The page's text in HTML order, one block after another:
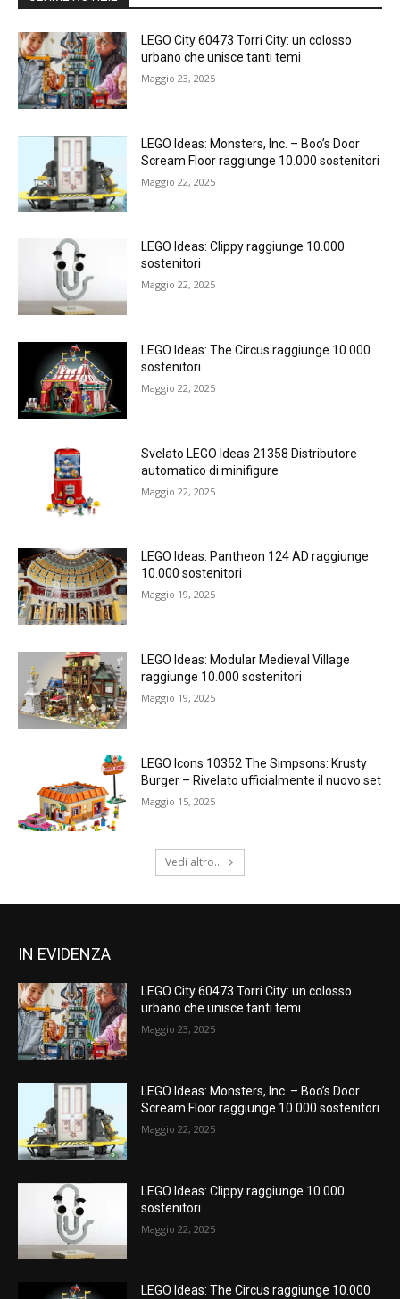
LEGO City 60473 Torri City: un colosso
urbano che unisce tanti temi
Maggio 23, 2025
LEGO Ideas: Monsters, Inc. – Boo’s Door
Scream Floor raggiunge 10.000 sostenitori
Maggio 22, 2025
LEGO Ideas: Clippy raggiunge 10.000
sostenitori
Maggio 22, 2025
LEGO Ideas: The Circus raggiunge 10.000
sostenitori
Maggio 22, 2025
Svelato LEGO Ideas 21358 Distributore
automatico di minifigure
Maggio 22, 2025
LEGO Ideas: Pantheon 124 AD raggiunge
10.000 sostenitori
Maggio 19, 2025
LEGO Ideas: Modular Medieval Village
raggiunge 10.000 sostenitori
Maggio 19, 2025
LEGO Icons 10352 The Simpsons: Krusty
Burger – Rivelato ufficialmente il nuovo set
Maggio 15, 2025
Vedi altro...
IN EVIDENZA
LEGO City 60473 Torri City: un colosso
urbano che unisce tanti temi
Maggio 23, 2025
LEGO Ideas: Monsters, Inc. – Boo’s Door
Scream Floor raggiunge 10.000 sostenitori
Maggio 22, 2025
LEGO Ideas: Clippy raggiunge 10.000
sostenitori
Maggio 22, 2025
LEGO Ideas: The Circus raggiunge 10.000